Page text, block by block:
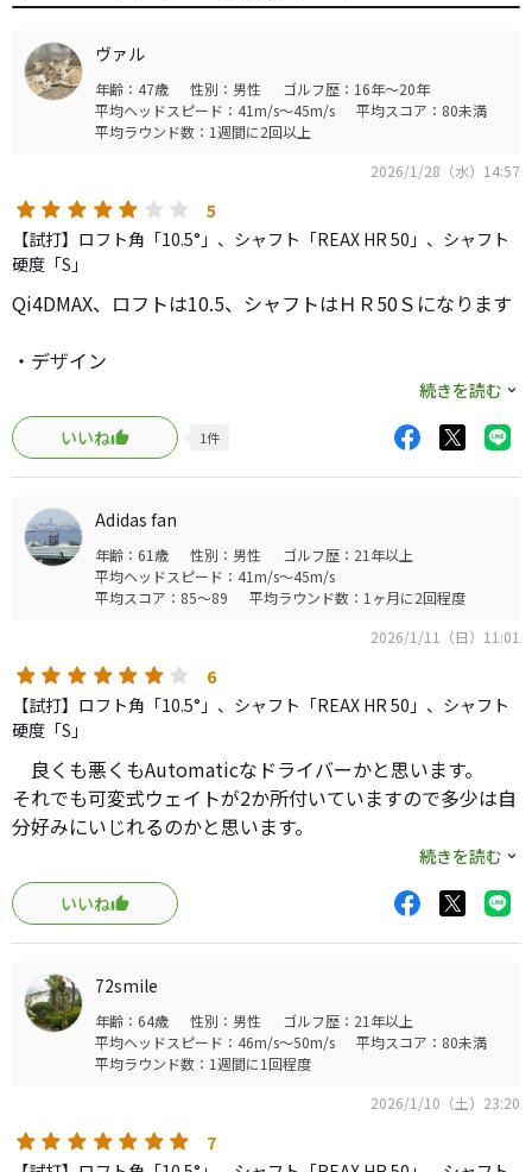
ヴァル
年齢：47歳 性別：男性
ゴルフ歴：16年～20年
平均ヘッドスピード：41m/s～45m/s
平均スコア：80未満
平均ラウンド数：1週間に2回以上
2026/1/28（水）14:57
5
【試打】ロフト角「10.5°」、シャフト「REAX HR 50」、シャフト
硬度「S」
Qi4DMAX、ロフトは10.5、シャフトはＨＲ50Ｓになります
・デザイン
色味やロゴなどは、コアモデルと同等です。外観的な所は
コアモデルのクチコミと被るので割愛します。
こちらはＭＡＸと言う事で、投影面積が大きくなっていま
す。
コアモデルと比較すると、形状の差がハッキリしていて、
Qi10時代の関係に戻ったと思います。
とは明らかに違います。こちらの方が柔らかく感じます。
振動数などデータ的な事は分かりませんが、明らかに差を
設けている様に思いました。
易しいヘッドに緩いシャフトの組み合わせですね。
今回は、この辺りを含めて、フィッティングが大事になり
そうです。
ヘッドそのものは、曲がりに強いですね。
スピン量2500、打ち出し角度15°。高く飛び出して曲がって
いない、って感じです。理想的な数値に見えますが、少し
シャフトが緩すぎて、右にすっ飛んでいく弾道もありまし
た。
シャフトが緩すぎるかなって思いました。
少しアンダースペックな感じがあったので、シャフトを変え
れば違う結果も見えてくるかもしれません。
打感もコアモデルと同等、我慢できる範囲ですが、良いと
までは言えません。
球が曲がりづらいのは間違いないけど、対抗馬に440Kがあ
続きを読む
いいね
1件
Adidas fan
年齢：61歳 性別：男性
ゴルフ歴：21年以上
平均ヘッドスピード：41m/s～45m/s
平均スコア：85～89
平均ラウンド数：1ヶ月に2回程度
2026/1/11（日）11:01
6
【試打】ロフト角「10.5°」、シャフト「REAX HR 50」、シャフト
硬度「S」
良くも悪くもAutomaticなドライバーかと思います。
それでも可変式ウェイトが2か所付いていますので多少は自
分好みにいじれるのかと思います。
個人的には少し操作性が残るコアモデルを検討していま
す。試しにストレート、フェード、ナチュラル・ドロー
（素直に振るだけ）を試しましたが曲げるのが難しい、優
しいふわっとした球がまっすぐに繰り出される印象でし
た。かといって距離がでないわけでもなく、ドライバーに
迷走している方はこれを暫く使うのも有りかと思います。
ティーショットは安定すると思います。Rティーならスコア
アップにつながると思います。
続きを読む
いいね
72smile
年齢：64歳 性別：男性
ゴルフ歴：21年以上
平均ヘッドスピード：46m/s～50m/s
平均スコア：80未満
平均ラウンド数：1週間に1回程度
2026/1/10（土）23:20
7